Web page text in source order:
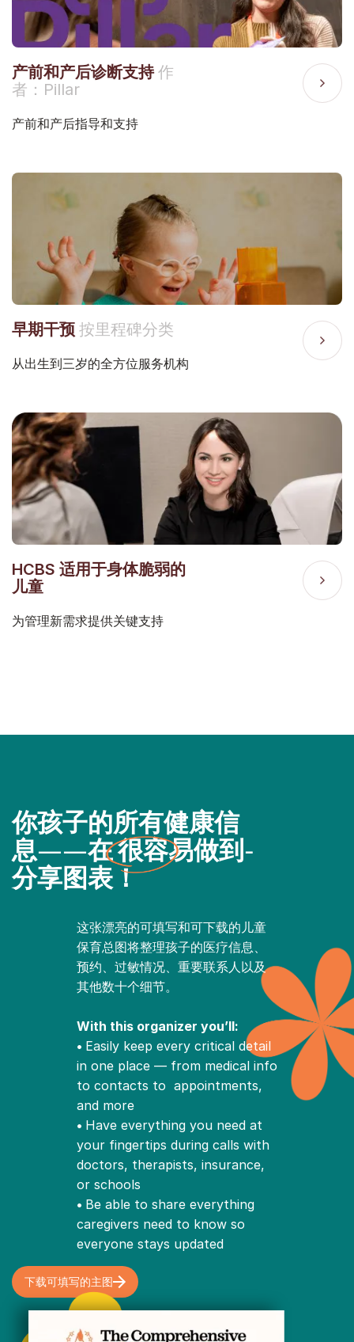
产前和产后诊断支持作
者：Pillar
产前和产后指导和支持
早期干预 按里程碑分类
从出生到三岁的全方位服务机构
HCBS 适用于身体脆弱的
儿童
为管理新需求提供关键支持
你孩子的所有健康信
息——在很容易做到 -
分享图表！
这张漂亮的可填写和可下载的儿童
保育总图将整理孩子的医疗信息、
预约、过敏情况、重要联系人以及
其他数十个细节。
With this organizer you’ll:
• Easily keep every critical detail
in one place — from medical info
to contacts to appointments,
and more
• Have everything you need at
your fingertips during calls with
doctors, therapists, insurance,
or schools
• Be able to share everything
caregivers need to know so
everyone stays updated
下载可填写的主图